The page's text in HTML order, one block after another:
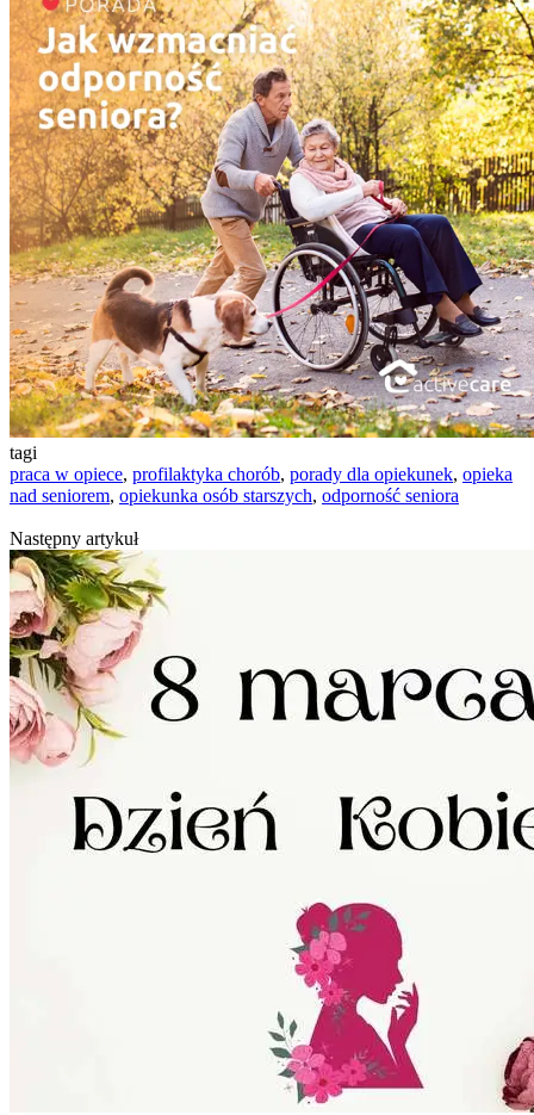
tagi
praca w opiece, profilaktyka chorób, porady dla opiekunek, opieka
nad seniorem, opiekunka osób starszych, odporność seniora
Następny artykuł